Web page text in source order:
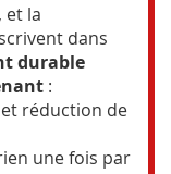
et la
dans
durable
:
réduction de
une fois par